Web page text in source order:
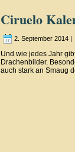
Ciruelo
2. September 2014 |
Und wie jedes Jahr
Drachenbilder.
auch stark an Smaug